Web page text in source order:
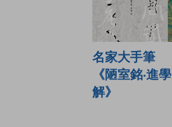
名家大手筆
《陋室銘‧進學
解》